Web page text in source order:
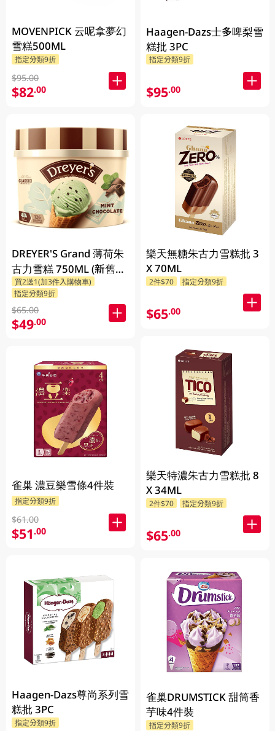
MOVENPICK 云呢拿夢幻
雪糕500ML
指定分類9折
$95.00
$82.00
DREYER'S Grand 薄荷朱
古力雪糕 750ML (新舊包
裝隨機發貨)
買2送1(加3件入購物車)
指定分類9折
$65.00
$49.00
雀巢 濃豆樂雪條4件裝
指定分類9折
$61.00
$51.00
Haagen-Dazs尊尚系列雪
糕批 3PC
指定分類9折
Haagen-Dazs士多啤梨雪
糕批 3PC
指定分類9折
$95.00
樂天無糖朱古力雪糕批 3
X 70ML
2件$70 指定分類9折
$65.00
樂天特濃朱古力雪糕批 8
X 34ML
2件$70 指定分類9折
$65.00
雀巢DRUMSTICK 甜筒香
芋味4件裝
指定分類9折